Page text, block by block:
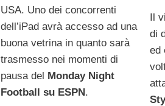
Il
di
ed
USA. Uno dei concorrenti
dell’iPad avrà accesso ad una
buona vetrina in quanto sarà
trasmesso nei momenti di
pausa del Monday Night
Football su ESPN.